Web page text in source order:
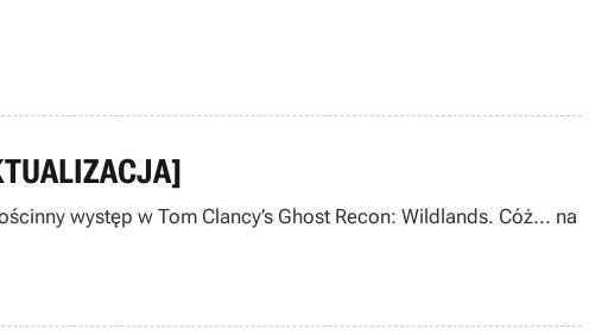
występ w Tom Clancy’s Ghost Recon: Wildlands. Cóż... na